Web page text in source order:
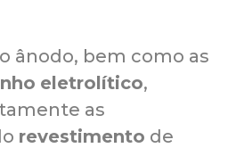
ânodo, bem como as
eletrolítico,
as
revestimento de